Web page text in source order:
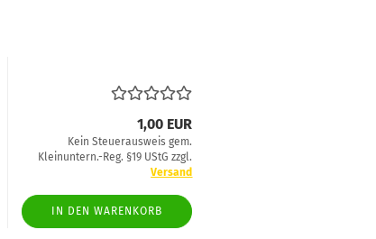
1,00 EUR
Kein Steuerausweis gem.
Kleinuntern.-Reg. §19 UStG zzgl.
Versand
IN DEN WARENKORB